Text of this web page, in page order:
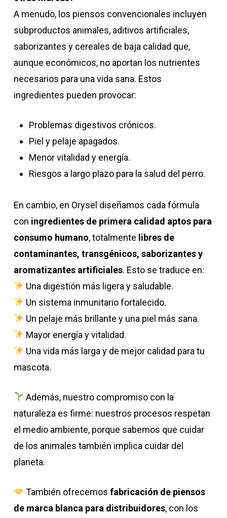
A menudo, los piensos convencionales incluyen
subproductos animales, aditivos artificiales,
saborizantes y cereales de baja calidad que,
aunque económicos, no aportan los nutrientes
necesarios para una vida sana. Estos
ingredientes pueden provocar:
Problemas digestivos crónicos.
Piel y pelaje apagados.
Menor vitalidad y energía.
Riesgos a largo plazo para la salud del perro.
En cambio, en Orysel diseñamos cada fórmula
con ingredientes de primera calidad aptos para
consumo humano, totalmente libres de
contaminantes, transgénicos, saborizantes y
aromatizantes artificiales. Esto se traduce en:
Una digestión más ligera y saludable.
Un sistema inmunitario fortalecido.
Un pelaje más brillante y una piel más sana.
Mayor energía y vitalidad.
Una vida más larga y de mejor calidad para tu
mascota.
Además, nuestro compromiso con la
naturaleza es firme: nuestros procesos respetan
el medio ambiente, porque sabemos que cuidar
de los animales también implica cuidar del
planeta.
También ofrecemosfabricación de piensos
de marca blanca para distribuidores, con los